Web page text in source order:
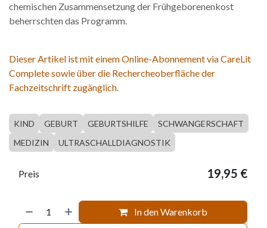
chemischen Zusammensetzung der Frühgeborenenkost
beherrschten das Programm.
Dieser Artikel ist mit einem Online-Abonnement via CareLit
Complete sowie über die Rechercheoberfläche der
Fachzeitschrift zugänglich.
KIND GEBURT GEBURTSHILFE
SCHWANGERSCHAFT
MEDIZIN
ULTRASCHALLDIAGNOSTIK
In den Warenkorb
Preis 19,95 €